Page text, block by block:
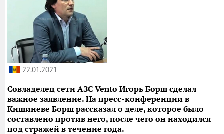
22.01.2021
Совладелец сети АЗС Vento Игорь Борш сделал
важное заявление. На пресс-конференции в
Кишиневе Борш рассказал о деле, которое было
составлено против него, после чего он находился
под стражей в течение года.